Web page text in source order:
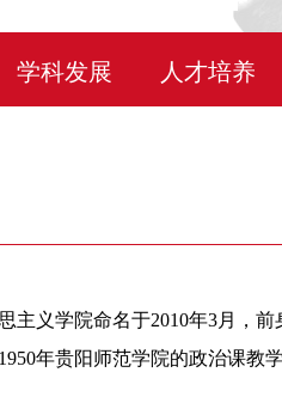
学科发展 人才培养
主义学院命名于2010年3月，
年贵阳师范学院的政治课教